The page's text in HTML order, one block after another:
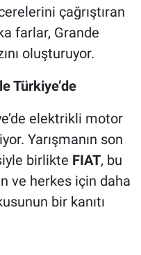
çağrıştıran
farlar, Grande
oluşturuyor.
Türkiye’de
elektrikli motor
Yarışmanın son
birlikte FIAT, bu
ve herkes için daha
bir kanıtı